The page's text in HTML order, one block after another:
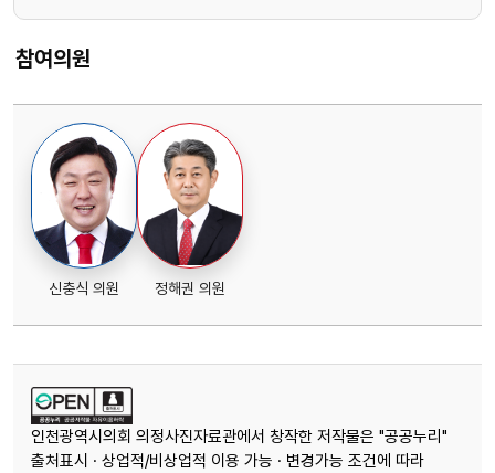
참여의원
신충식 의원 정해권 의원
인천광역시의회 의정사진자료관에서 창작한 저작물은 "공공누리"
출처표시 · 상업적/비상업적 이용 가능 · 변경가능 조건에 따라